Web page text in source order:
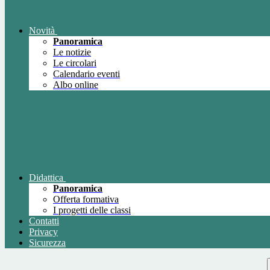
Novità
Panoramica
Le notizie
Le circolari
Calendario eventi
Albo online
Didattica
Panoramica
Offerta formativa
I progetti delle classi
Contatti
Privacy
Sicurezza